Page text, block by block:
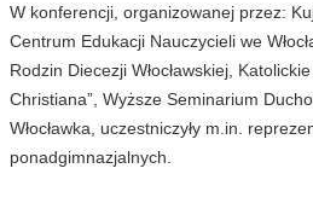
W konferencji, organizowanej przez:
Centrum Edukacji Nauczycieli we
Rodzin Diecezji Włocławskiej,
Christiana”, Wyższe Seminarium
Włocławka, uczestniczyły m.in.
ponadgimnazjalnych.